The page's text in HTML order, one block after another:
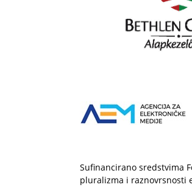
Sufinancirano sredstvima
pluralizma i raznovrsnosti